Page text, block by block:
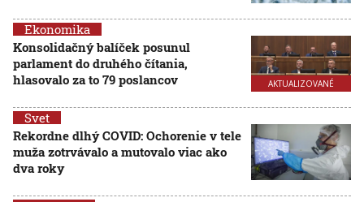
AKTUALIZOVANÉ
Ekonomika
Konsolidačný balíček posunul
parlament do druhého čítania,
hlasovalo za to 79 poslancov
Svet
Rekordne dlhý COVID: Ochorenie v tele
muža zotrvávalo a mutovalo viac ako
dva roky